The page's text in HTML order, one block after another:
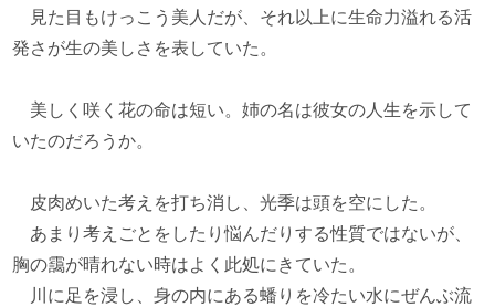
見た目もけっこう美人だが、それ以上に生命力溢れる活
発さが生の美しさを表していた。
美しく咲く花の命は短い。姉の名は彼女の人生を示して
いたのだろうか。
皮肉めいた考えを打ち消し、光季は頭を空にした。
あまり考えごとをしたり悩んだりする性質ではないが、
胸の靄が晴れない時はよく此処にきていた。
川に足を浸し、身の内にある蟠りを冷たい水にぜんぶ流